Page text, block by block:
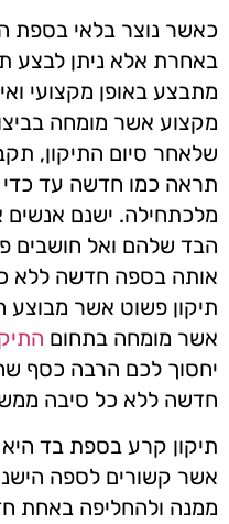
כאשר נוצר בלאי בספת
באחרת אלא ניתן לבצע
מתבצע באופן מקצועי
מקצוע אשר מומחה
שלאחר סיום התיקון,
תראה כמו חדשה עד כדי
מלכתחילה. ישנם
הבד שלהם ואל חושבים
אותה בספה חדשה ללא
תיקון פשוט אשר
אשר מומחה בתחום
יחסוך לכם הרבה כסף
חדשה ללא כל סיבה
תיקון קרע בספת בד
אשר קשורים לספה
ממנה ולהחליפה באחת